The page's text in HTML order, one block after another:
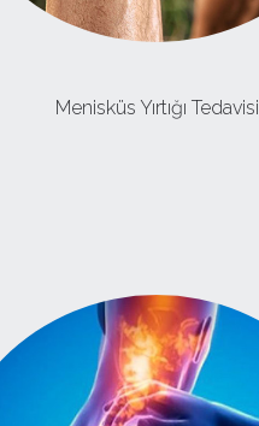
Menisküs Yırtığı Tedavisi